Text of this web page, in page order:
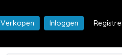
Verkopen Inloggen